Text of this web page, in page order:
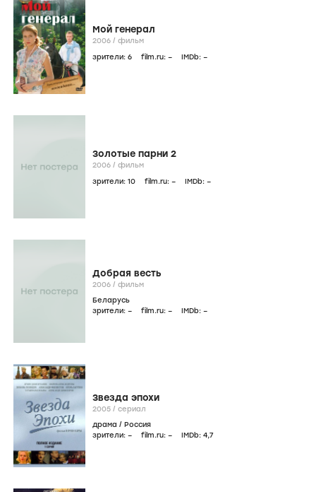
Мой генерал
2006 / фильм
зрители: 6 film.ru: – IMDb: –
Золотые парни 2
2006 / фильм
зрители: 10 film.ru: – IMDb: –
Добрая весть
2006 / фильм
Беларусь
зрители: – film.ru: – IMDb: –
Звезда эпохи
2005 / сериал
драма / Россия
зрители: – film.ru: – IMDb: 4,7